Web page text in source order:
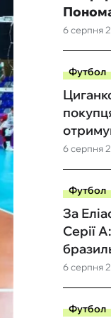
6 серпня
Футбол
6 серпня
Футбол
6 серпня
За
Серії
Футбол